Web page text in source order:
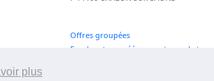
plus
Offres groupées
Fond vecteur créé par vectorpocket -